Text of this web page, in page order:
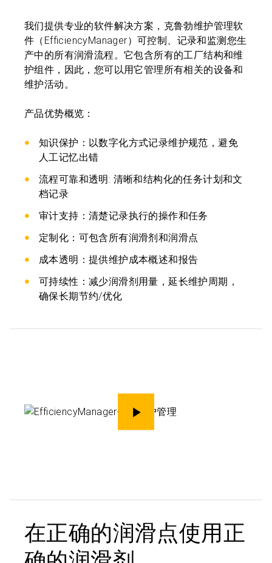
我们提供专业的软件解决方案，克鲁勃维护管理软
件（EfficiencyManager）可控制、记录和监测您生
产中的所有润滑流程。它包含所有的工厂结构和维
护组件，因此，您可以用它管理所有相关的设备和
维护活动。
产品优势概览：
知识保护：以数字化方式记录维护规范，避免
人工记忆出错
流程可靠和透明: 清晰和结构化的任务计划和文
档记录
审计支持：清楚记录执行的操作和任务
定制化：可包含所有润滑剂和润滑点
成本透明：提供维护成本概述和报告
可持续性：减少润滑剂用量，延长维护周期，
确保长期节约/优化
演示
在正确的润滑点使用正